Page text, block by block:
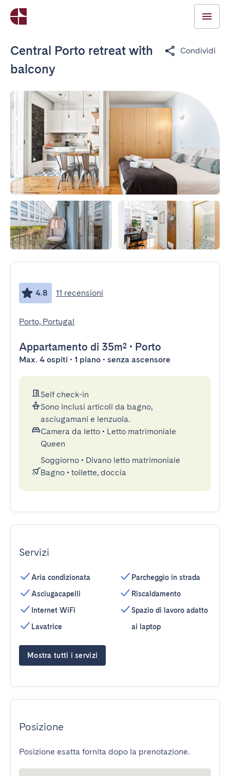
Central Porto retreat with
balcony
Condividi
4.8 11 recensioni
Porto, Portugal
Appartamento di 35m² • Porto
Max. 4 ospiti • 1 piano • senza ascensore
Self check-in
Sono inclusi articoli da bagno,
asciugamani e lenzuola.
Camera da letto • Letto matrimoniale
Queen
Soggiorno • Divano letto matrimoniale
Bagno • toilette, doccia
Servizi
Aria condizionata
Asciugacapelli
Internet WiFi
Lavatrice
Parcheggio in strada
Riscaldamento
Spazio di lavoro adatto
ai laptop
Mostra tutti i servizi
Posizione
Posizione esatta fornita dopo la prenotazione.